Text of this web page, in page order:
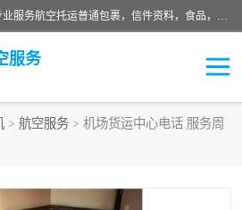
武汉本泰航空服务有限公司，专业服务航空托运普通包裹，信件资料，食品，服装，快消品等运输的专线空运，完善的网络服务确保为客户提供准确、*、安全的“门对门”服务，本着“诚信为本、精诚合作”的服务宗旨.“以安全运输为保障，以运价合理要求市场”的经营理念。武汉机场货运、武汉航空物流、武汉空运、武汉天河国际机场东方、南方、国际航空、机场空运业务覆盖国内二三线机场城市，如：武汉-敦煌、武汉-柳州等
服务
> 航空服务 > 机场货运中心电话 服务周